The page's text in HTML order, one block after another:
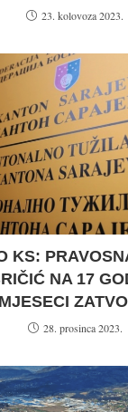
23. kolovoza 2023.
KS:
NA 17
MJESECI
28. prosinca 2023.